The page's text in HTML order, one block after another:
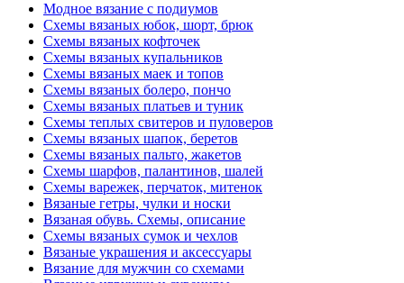
Модное вязание с подиумов
Схемы вязаных юбок, шорт, брюк
Схемы вязаных кофточек
Схемы вязаных купальников
Схемы вязаных маек и топов
Схемы вязаных болеро, пончо
Схемы вязаных платьев и туник
Схемы теплых свитеров и пуловеров
Схемы вязаных шапок, беретов
Схемы вязаных пальто, жакетов
Схемы шарфов, палантинов, шалей
Схемы варежек, перчаток, митенок
Вязаные гетры, чулки и носки
Вязаная обувь. Схемы, описание
Схемы вязаных сумок и чехлов
Вязаные украшения и аксессуары
Вязание для мужчин со схемами